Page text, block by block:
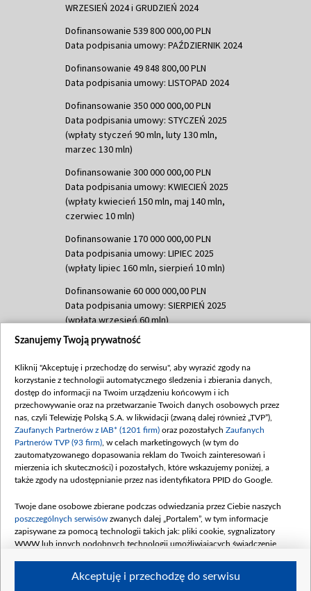
WRZESIEŃ 2024 i GRUDZIEŃ 2024
Dofinansowanie 539 800 000,00 PLN
Data podpisania umowy: PAŹDZIERNIK 2024
Dofinansowanie 49 848 800,00 PLN
Data podpisania umowy: LISTOPAD 2024
Dofinansowanie 350 000 000,00 PLN
Data podpisania umowy: STYCZEŃ 2025
(wpłaty styczeń 90 mln, luty 130 mln,
marzec 130 mln)
Dofinansowanie 300 000 000,00 PLN
Data podpisania umowy: KWIECIEŃ 2025
(wpłaty kwiecień 150 mln, maj 140 mln,
czerwiec 10 mln)
Dofinansowanie 170 000 000,00 PLN
Data podpisania umowy: LIPIEC 2025
(wpłaty lipiec 160 mln, sierpień 10 mln)
Dofinansowanie 60 000 000,00 PLN
Data podpisania umowy: SIERPIEŃ 2025
(wpłata wrzesień 60 mln)
Dofinansowanie 635 783 051,21 PLN
(wpłata wrzesień 100 mln, październik 350
mln, listopad 265 mln)
Dofinansowanie 48 862 000,00 PLN
Data podpisania umowy: GRUDZIEŃ 2025
(wpłata grudzień 60,548 mln)
Dofinansowanie 900 000 000,00 PLN
Data podpisania umowy: LUTY 2026 (wpłata
kwiecień 180 mln, 7 maja 180 mln, 8
czerwca 90 mln)
Dofinansowanie 250 000 000,00 PLN
4 sierpnia 250 mln
Szanujemy Twoją prywatność
Kliknij "Akceptuję i przechodzę do serwisu", aby wyrazić zgody na
korzystanie z technologii automatycznego śledzenia i zbierania danych,
dostęp do informacji na Twoim urządzeniu końcowym i ich
przechowywanie oraz na przetwarzanie Twoich danych osobowych przez
nas, czyli Telewizję Polską S.A. w likwidacji (zwaną dalej również „TVP”),
Zaufanych Partnerów z IAB* (1201 firm) oraz pozostałych Zaufanych
Partnerów TVP (93 firm) , w celach marketingowych (w tym do
zautomatyzowanego dopasowania reklam do Twoich zainteresowań i
mierzenia ich skuteczności) i pozostałych, które wskazujemy poniżej, a
także zgody na udostępnianie przez nas identyfikatora PPID do Google.
Twoje dane osobowe zbierane podczas odwiedzania przez Ciebie naszych
poszczególnych serwisów zwanych dalej „Portalem”, w tym informacje
zapisywane za pomocą technologii takich jak: pliki cookie, sygnalizatory
WWW lub innych podobnych technologii umożliwiających świadczenie
Akceptuję i przechodzę do serwisu